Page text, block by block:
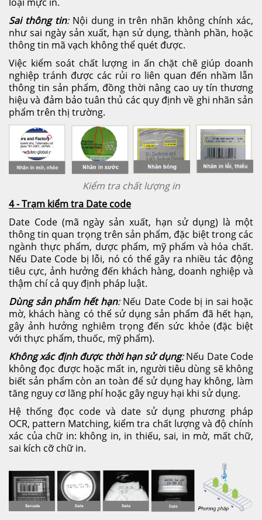
Sai thông tin:Nội dung in trên nhãn không chính xác,
như sai ngày sản xuất, hạn sử dụng, thành phần, hoặc
thông tin mã vạch không thể quét được.
Việc kiểm soát chất lượng in ấn chặt chẽ giúp doanh
nghiệp tránh được các rủi ro liên quan đến nhầm lẫn
thông tin sản phẩm, đồng thời nâng cao uy tín thương
hiệu và đảm bảo tuân thủ các quy định về ghi nhãn sản
phẩm trên thị trường.
Kiểm tra chất lượng in
4 - Trạm kiểm tra Date code
Date Code (mã ngày sản xuất, hạn sử dụng) là một
thông tin quan trọng trên sản phẩm, đặc biệt trong các
ngành thực phẩm, dược phẩm, mỹ phẩm và hóa chất.
Nếu Date Code bị lỗi, nó có thể gây ra nhiều tác động
tiêu cực, ảnh hưởng đến khách hàng, doanh nghiệp và
thậm chí cả quy định pháp luật.
Dùng sản phẩm hết hạn: Nếu Date Code bị in sai hoặc
mờ, khách hàng có thể sử dụng sản phẩm đã hết hạn,
gây ảnh hưởng nghiêm trọng đến sức khỏe (đặc biệt
với thực phẩm, thuốc, mỹ phẩm).
Không xác định được thời hạn sử dụng:Nếu Date Code
không đọc được hoặc mất in, người tiêu dùng sẽ không
biết sản phẩm còn an toàn để sử dụng hay không, làm
tăng nguy cơ lãng phí hoặc gây nguy hại khi sử dụng.
Hệ thống đọc code và date sử dụng phương pháp
OCR, pattern Matching, kiểm tra chất lượng và độ chính
xác của chữ in: không in, in thiếu, sai, in mờ, mất chữ,
sai kích cỡ chữ in.